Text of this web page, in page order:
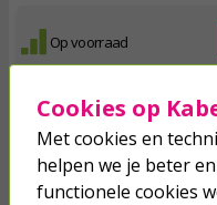
Op voorraad
Luchtafvoerslang
Cookies op
Met cookies en
helpen we je beter
functionele cookies